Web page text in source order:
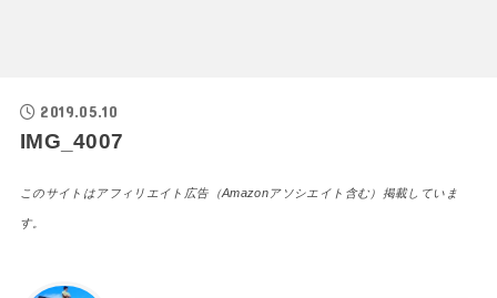
2019.05.10
IMG_4007
このサイトはアフィリエイト広告（Amazonアソシエイト含む）掲載していま
す。